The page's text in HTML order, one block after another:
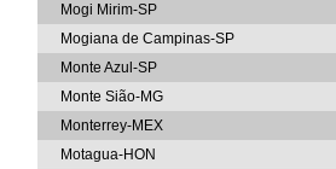
Mogi Mirim-SP
Mogiana de Campinas-SP
Monte Azul-SP
Monte Sião-MG
Monterrey-MEX
Motagua-HON